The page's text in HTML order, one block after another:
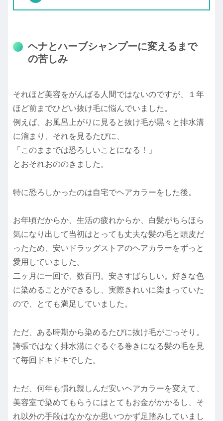
ヘナとハーブシャンプーに変えるまで
の苦しみ
それほど美容をがんばる人間ではないのですが、１年
ほど前までひどい抜け毛に悩んでいました。
例えば、お風呂上がりに見ると抜け毛が黒々と排水溝
に溜まり、それを見るたびに、
「このままでは恐ろしいことになる！」
とおそれおののきました。
特に恐ろしかったのは自宅でヘアカラーをした後。
お年頃だからか、生活の疲れからか、白髪がちらほら
気になり出して当初はとっても丈夫な髪の毛と頭皮だ
ったため、安いドラッグストアのヘアカラーをずっと
愛用していました。
二ヶ月に一回で、数百円。安さすばらしい。好きな色
に染めることができるし、実際きれいに染まっていた
ので、とても満足していました。
ただ、ある時期から染めるたびに抜け毛がごっそり。
誇張ではなく排水溝にぐるぐる巻きになる髪の毛を見
て毎回ドキドキでした。
ただ、何年も慣れ親しんだ安いヘアカラーを変えて、
美容室で染めてもらうにはとてもお金がかかるし、そ
れ以外の手段はなかなか思いつかず足踏みしていまし